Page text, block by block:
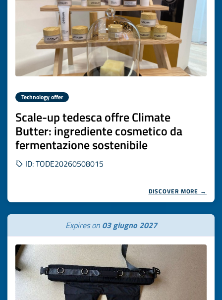
Technology offer
Scale-up tedesca offre Climate
Butter: ingrediente cosmetico da
fermentazione sostenibile
ID: TODE20260508015
DISCOVER MORE →
Expires on 03 giugno 2027